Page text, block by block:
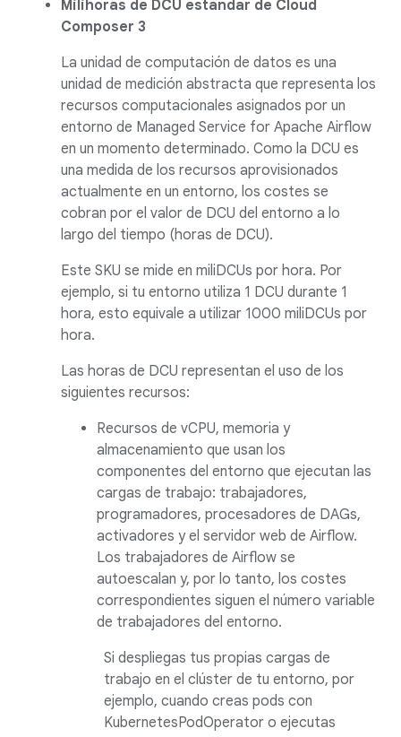
Milihoras de DCU estándar de Cloud
Composer 3
La unidad de computación de datos es una
unidad de medición abstracta que representa los
recursos computacionales asignados por un
entorno de Managed Service for Apache Airflow
en un momento determinado. Como la DCU es
una medida de los recursos aprovisionados
actualmente en un entorno, los costes se
cobran por el valor de DCU del entorno a lo
largo del tiempo (horas de DCU).
Este SKU se mide en miliDCUs por hora. Por
ejemplo, si tu entorno utiliza 1 DCU durante 1
hora, esto equivale a utilizar 1000 miliDCUs por
hora.
Las horas de DCU representan el uso de los
siguientes recursos:
Recursos de vCPU, memoria y
almacenamiento que usan los
componentes del entorno que ejecutan las
cargas de trabajo: trabajadores,
programadores, procesadores de DAGs,
activadores y el servidor web de Airflow.
Los trabajadores de Airflow se
autoescalan y, por lo tanto, los costes
correspondientes siguen el número variable
de trabajadores del entorno.
Si despliegas tus propias cargas de
trabajo en el clúster de tu entorno, por
ejemplo, cuando creas pods con
KubernetesPodOperator o ejecutas